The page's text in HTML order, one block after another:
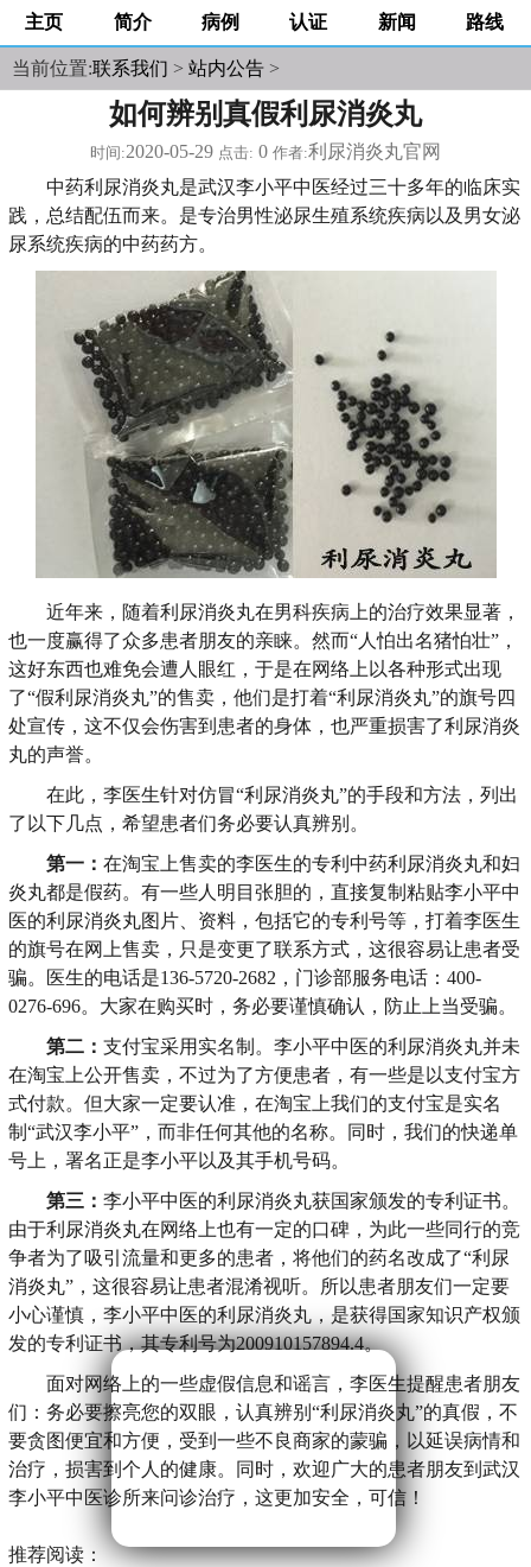
主页 简介 病例 认证 新闻 路线
当前位置:联系我们 > 站内公告 >
如何辨别真假利尿消炎丸
时间:2020-05-29 点击: 0 作者:利尿消炎丸官网
中药利尿消炎丸是武汉李小平中医经过三十多年的临床实
践，总结配伍而来。是专治男性泌尿生殖系统疾病以及男女泌
尿系统疾病的中药药方。
近年来，随着利尿消炎丸在男科疾病上的治疗效果显著，
也一度赢得了众多患者朋友的亲睐。然而“人怕出名猪怕壮”，
这好东西也难免会遭人眼红，于是在网络上以各种形式出现
了“假利尿消炎丸”的售卖，他们是打着“利尿消炎丸”的旗号四
处宣传，这不仅会伤害到患者的身体，也严重损害了利尿消炎
丸的声誉。
在此，李医生针对仿冒“利尿消炎丸”的手段和方法，列出
了以下几点，希望患者们务必要认真辨别。
第一： 在淘宝上售卖的李医生的专利中药利尿消炎丸和妇
炎丸都是假药。有一些人明目张胆的，直接复制粘贴李小平中
医的利尿消炎丸图片、资料，包括它的专利号等，打着李医生
的旗号在网上售卖，只是变更了联系方式，这很容易让患者受
骗。医生的电话是136-5720-2682，门诊部服务电话：400-
0276-696。大家在购买时，务必要谨慎确认，防止上当受骗。
第二： 支付宝采用实名制。李小平中医的利尿消炎丸并未
在淘宝上公开售卖，不过为了方便患者，有一些是以支付宝方
式付款。但大家一定要认准，在淘宝上我们的支付宝是实名
制“武汉李小平”，而非任何其他的名称。同时，我们的快递单
号上，署名正是李小平以及其手机号码。
第三： 李小平中医的利尿消炎丸获国家颁发的专利证书。
由于利尿消炎丸在网络上也有一定的口碑，为此一些同行的竞
争者为了吸引流量和更多的患者，将他们的药名改成了“利尿
消炎丸”，这很容易让患者混淆视听。所以患者朋友们一定要
小心谨慎，李小平中医的利尿消炎丸，是获得国家知识产权颁
发的专利证书，其专利号为200910157894.4。
面对网络上的一些虚假信息和谣言，李医生提醒患者朋友
们：务必要擦亮您的双眼，认真辨别“利尿消炎丸”的真假，不
要贪图便宜和方便，受到一些不良商家的蒙骗，以延误病情和
治疗，损害到个人的健康。同时，欢迎广大的患者朋友到武汉
李小平中医诊所来问诊治疗，这更加安全，可信！
推荐阅读：